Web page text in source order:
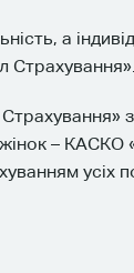
а
Страхування».
– КАСКО